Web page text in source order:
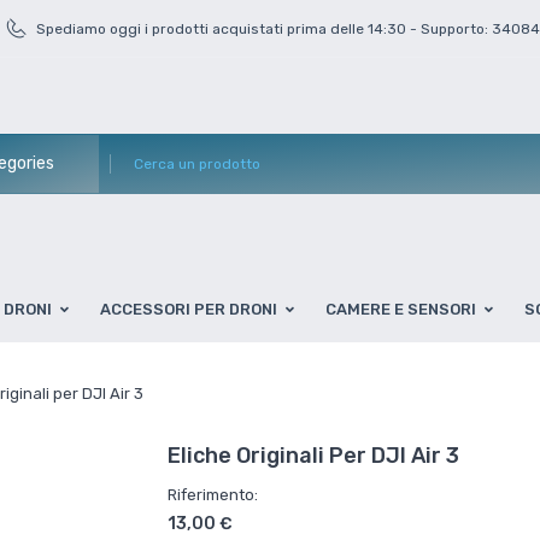
Spediamo oggi i prodotti acquistati prima delle 14:30 - Supporto:
DRONI ACCESSORI PER DRONI CAMERE E SENSORI
per DJI Air 3
Eliche Originali Per DJI Air 3
Riferimento:
13,00 €